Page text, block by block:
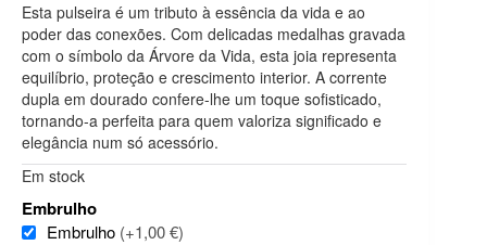
Esta pulseira é um tributo à essência da vida e ao
poder das conexões. Com delicadas medalhas gravada
com o símbolo da Árvore da Vida, esta joia representa
equilíbrio, proteção e crescimento interior. A corrente
dupla em dourado confere-lhe um toque sofisticado,
tornando-a perfeita para quem valoriza significado e
elegância num só acessório.
Em stock
Embrulho
Embrulho (+1,00 €)